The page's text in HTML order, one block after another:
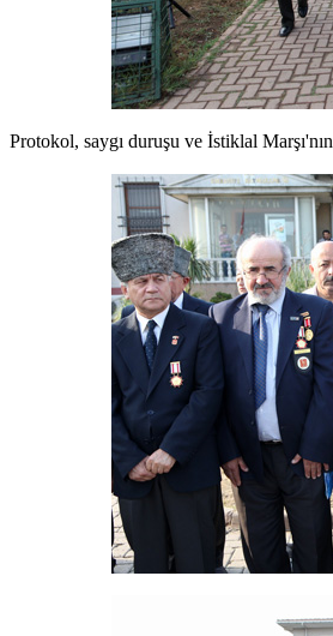
Protokol, saygı duruşu ve İstiklal